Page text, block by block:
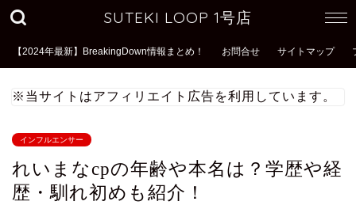
SUTEKI LOOP 1号店
【2024年最新】BreakingDown情報まとめ！ お問合せ サイトマップ
※当サイトはアフィリエイト広告を利用しています。
インフルエンサー
れいまなcpの年齢や本名は？学歴や経
歴・馴れ初めも紹介！